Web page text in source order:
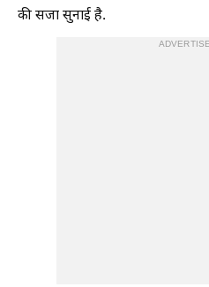
की सजा सुनाई है.